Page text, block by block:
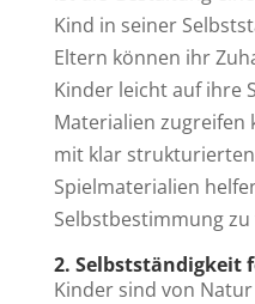
Kind in seiner
Eltern können ihr
Kinder leicht auf ihre
Materialien zugreifen
mit klar
Spielmaterialien
Selbstbestimmung
2. Selbstständigkeit
Kinder sind von